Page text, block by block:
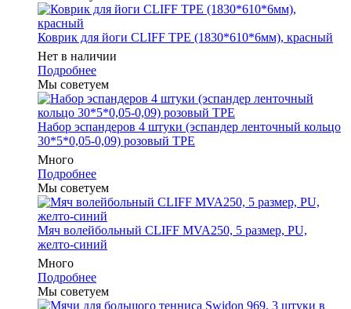
Коврик для йоги CLIFF TPE (1830*610*6мм), красный
Нет в наличии
Подробнее
Мы советуем
Набор эспандеров 4 штуки (эспандер ленточный кольцо
30*5*0,05-0,09) розовый ТРЕ
Много
Подробнее
Мы советуем
Мяч волейбольный CLIFF MVA250, 5 размер, PU,
желто-синий
Много
Подробнее
Мы советуем